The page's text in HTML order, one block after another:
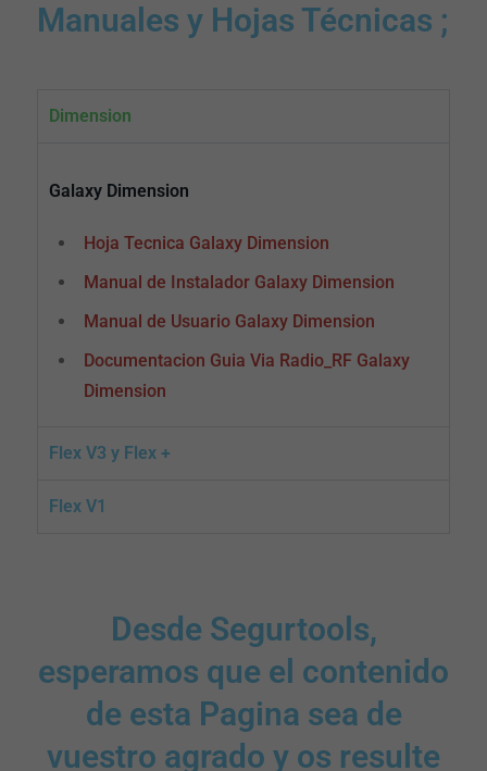
Manuales y Hojas Técnicas ;
Dimension
Galaxy Dimension
Hoja Tecnica Galaxy Dimension
Manual de Instalador Galaxy Dimension
Manual de Usuario Galaxy Dimension
Documentacion Guia Via Radio_RF Galaxy
Dimension
Flex V3 y Flex +
Flex V1
Desde Segurtools,
esperamos que el contenido
de esta Pagina sea de
vuestro agrado y os resulte